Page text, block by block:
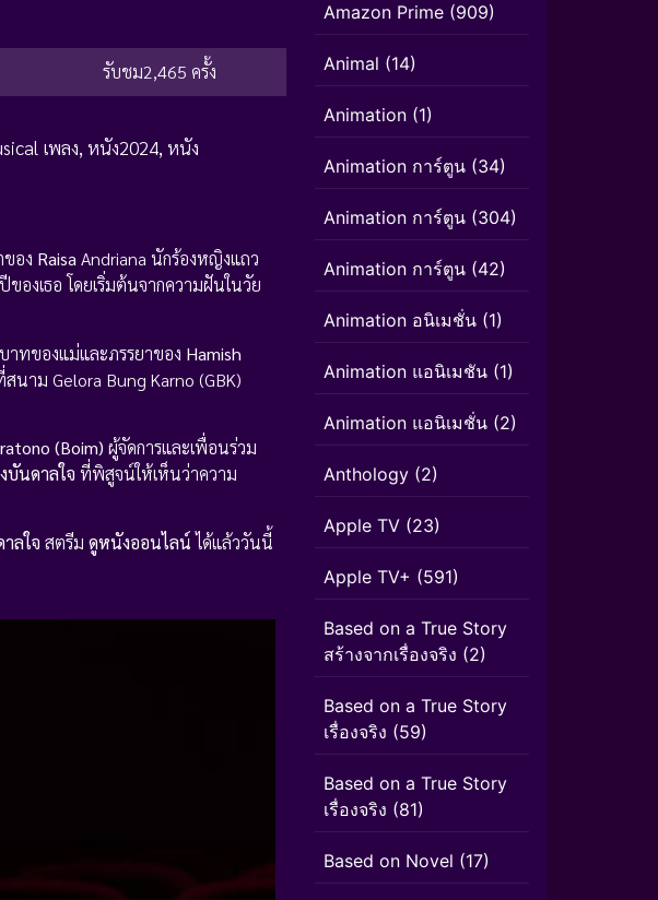
รับชม2,465 ครั้ง
เพลง, หนัง2024, หนัง
อง RaisaAndriana นักร้องหญิงแถว
องเธอ โดยเริ่มต้นจากความฝันในวัย
าทของแม่และภรรยาของ Hamish
สนาม Gelora Bung Karno (GBK)
(Boim) ผู้จัดการและเพื่อนร่วม
บันดาลใจ ที่พิสูจน์ให้เห็นว่าความ
ลใจ สตรีม ดูหนังออนไลน์ได้แล้ววันนี้
Amazon Prime (909)
Animal (14)
Animation (1)
Animation การ์ตูน (34)
Animation การ์ตูน (304)
Animation การ์ตูน (42)
Animation อนิเมชั่น (1)
Animation แอนิเมชัน (1)
Animation แอนิเมชั่น (2)
Anthology (2)
Apple TV (23)
Apple TV+ (591)
Based on a True Story
สร้างจากเรื่องจริง (2)
Based on a True Story
เรื่องจริง (59)
Based on a True Story
เรื่องจริง (81)
Based on Novel (17)